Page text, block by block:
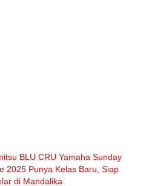
BLU CRU Yamaha Sunday
2025 Punya Kelas Baru, Siap
di Mandalika